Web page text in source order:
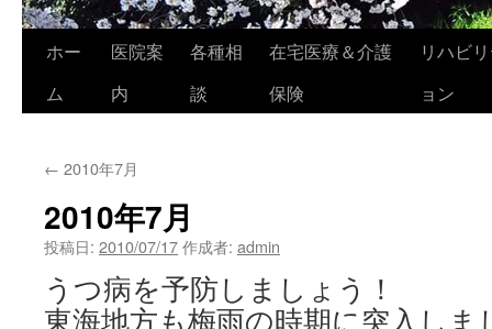
ホー
ム
医院案
内
各種相
談
在宅医療＆介護
保険
リハビ
ョン
← 2010年7月
2010年7月
投稿日: 2010/07/17作成者: admin
うつ病を予防しましょう！
東海地方も梅雨の時期に突入し